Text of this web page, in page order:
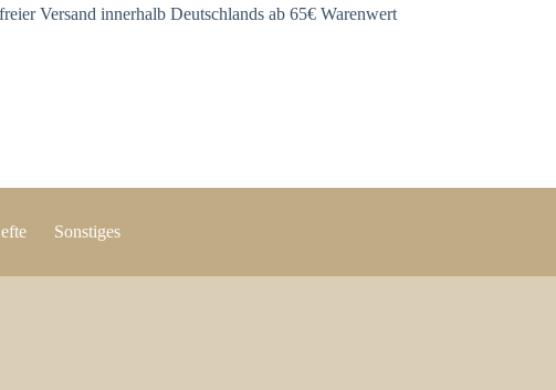
Versand innerhalb Deutschlands ab 65€ Warenwert
Sonstiges